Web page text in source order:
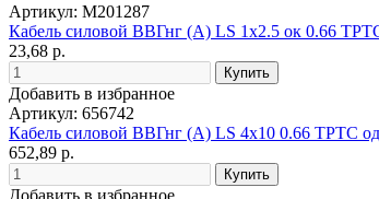
Артикул: М201287
Кабель силовой ВВГнг (А) LS 1х2.5 ок 0.66
23,68 р.
Добавить в избранное
Артикул: 656742
Кабель силовой ВВГнг (А) LS 4х10 0.66 ТРТС
652,89 р.
Добавить в избранное